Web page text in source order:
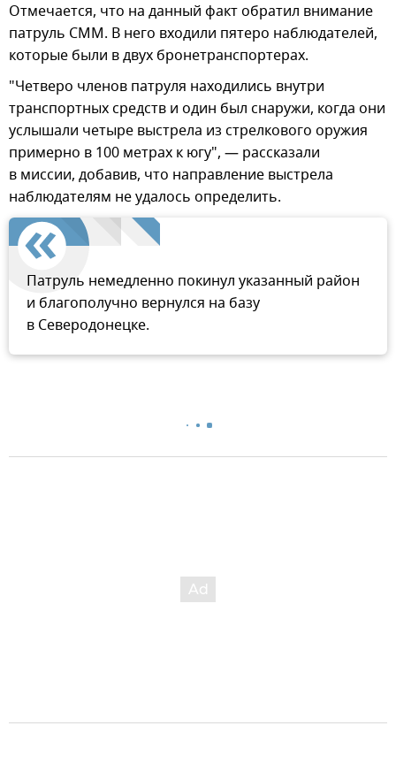
Отмечается, что на данный факт обратил внимание
патруль СММ. В него входили пятеро наблюдателей,
которые были в двух бронетранспортерах.
"Четверо членов патруля находились внутри
транспортных средств и один был снаружи, когда они
услышали четыре выстрела из стрелкового оружия
примерно в 100 метрах к югу", — рассказали
в миссии, добавив, что направление выстрела
наблюдателям не удалось определить.
Патруль немедленно покинул указанный район
и благополучно вернулся на базу
в Северодонецке.